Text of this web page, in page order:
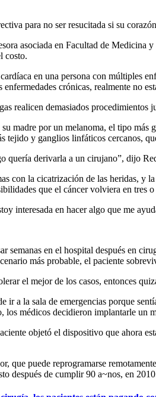
para no ser resucitada si su
asociada en Facultad de Medicina
costo.
en una persona con múltiples
crónicas, realmente no
realicen demasiados
madre por un melanoma, el tipo
tejido y ganglios linfáticos cercanos,
quería derivarla a un cirujano”, dijo
con la cicatrización de las heridas, y
que el cáncer volviera en tres
interesada en hacer algo que me
semanas en el hospital después en
más probable, el paciente
el mejor de los casos, entonces
ir a la sala de emergencias porque
los médicos decidieron implantarle un
objetó el dispositivo que ahora
que puede reprogramarse
después de cumplir 90 a~nos, en